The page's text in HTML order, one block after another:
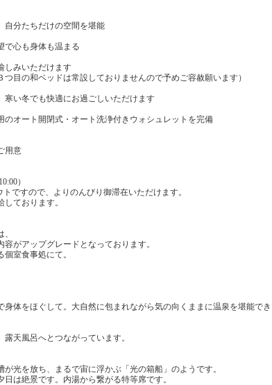
自分たちだけの空間を堪能
で心も身体も温まる
しみいただけます
目の和ベッドは常設しておりませんので予めご容赦願います）
寒い冬でも快適にお過ごしいただけます
のオート開閉式・オート洗浄付きウォシュレットを完備
用意
）
ですので、よりのんびり御滞在いただけます。
ております。
がアップグレードとなっております。
室食事処にて。
体をほぐして。大自然に包まれながら気の向くままに温泉を堪能で
天風呂へとつながっています。
放ち、まるで宙に浮かぶ「光の箱船」のようです。
絶景です。内湯から繋がる特等席です。